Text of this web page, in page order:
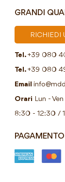
GRANDI
RICHIEDI
Tel. +39 080
Tel. +39 080
Email
Orari Lun - Ven
8:30 - 12:30 /